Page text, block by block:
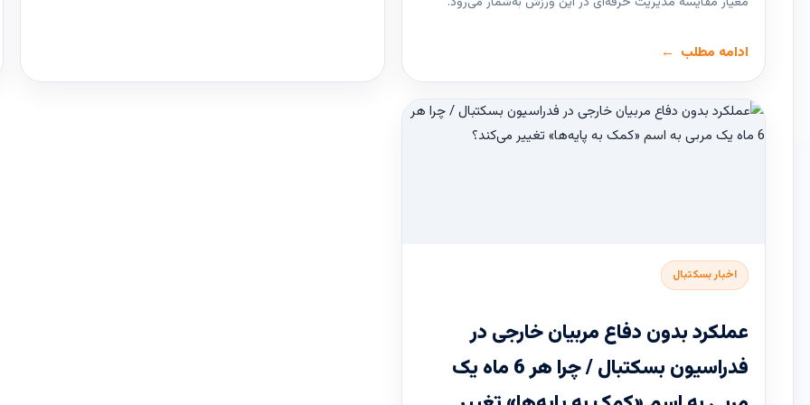
ادامه مطلب
اخبار بسکتبال
عملکرد بدون دفاع مربیان خارجی در
فدراسیون بسکتبال / چرا هر 6 ماه یک